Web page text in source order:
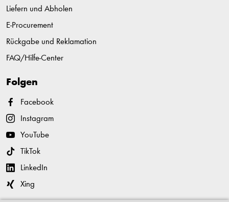
Liefern und Abholen
E-Procurement
Rückgabe und Reklamation
FAQ/Hilfe-Center
Folgen
Facebook
Instagram
YouTube
TikTok
LinkedIn
Xing